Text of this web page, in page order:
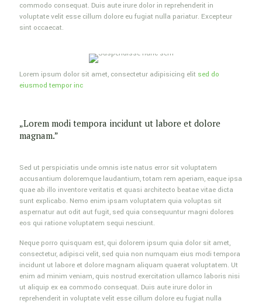
commodo consequat. Duis aute irure dolor in reprehenderit in
voluptate velit esse cillum dolore eu fugiat nulla pariatur. Excepteur
sint occaecat.
Lorem ipsum dolor sit amet, consectetur adipisicing elit sed do
eiusmod tempor inc
„Lorem modi tempora incidunt ut labore et dolore
magnam.”
Sed ut perspiciatis unde omnis iste natus error sit voluptatem
accusantium doloremque laudantium, totam rem aperiam, eaque ipsa
quae ab illo inventore veritatis et quasi architecto beatae vitae dicta
sunt explicabo. Nemo enim ipsam voluptatem quia voluptas sit
aspernatur aut odit aut fugit, sed quia consequuntur magni dolores
eos qui ratione voluptatem sequi nesciunt.
Neque porro quisquam est, qui dolorem ipsum quia dolor sit amet,
consectetur, adipisci velit, sed quia non numquam eius modi tempora
incidunt ut labore et dolore magnam aliquam quaerat voluptatem. Ut
enim ad minim veniam, quis nostrud exercitation ullamco laboris nisi
ut aliquip ex ea commodo consequat. Duis aute irure dolor in
reprehenderit in voluptate velit esse cillum dolore eu fugiat nulla